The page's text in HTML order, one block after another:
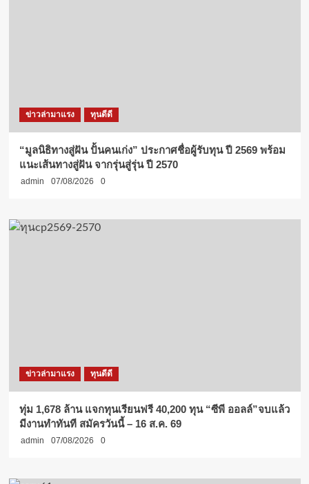
ข่าวล่ามาแรง ทุนดีดี
“มูลนิธิทางสู่ฝัน ปั้นคนเก่ง” ประกาศชื่อผู้รับทุน ปี 2569 พร้อม
แนะเส้นทางสู่ฝัน จากรุ่นสู่รุ่น ปี 2570
admin 07/08/2026 0
ข่าวล่ามาแรง ทุนดีดี
ทุ่ม 1,678 ล้าน แจกทุนเรียนฟรี 40,200 ทุน “ซีพี ออลล์”จบแล้ว
มีงานทำทันที สมัครวันนี้ – 16 ส.ค. 69
admin 07/08/2026 0